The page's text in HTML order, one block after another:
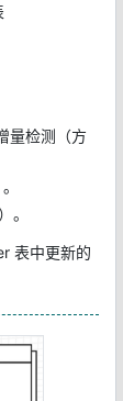
量检测（方
。
表中更新的